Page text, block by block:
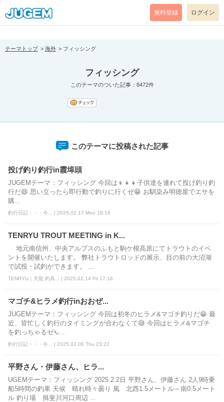
[pear_error: message="Success" code=0 mode=return level=notice
prefix="" info=""]
無料登録 ログイン
テーマトップ 海外 フィッシング
フィッシング
このテーマのついた記事：8472件
このテーマに投稿された記事
投げ釣り釣行in霞埠頭
JUGEMテーマ：フィッシング 今回は👦👧👧子供達を連れて投げ釣り釣
行だ😄 思い立ったら即行動で釣りに行くぜ😁 お馴染み明徳屋でエサを
購...
釣行日記・・・今... | 2025.02.17 Mon 18:16
TENRYU TROUT MEETING in K...
地元南信州、中央アルプスのふもと駒ケ根高原にてトラウトのイベ
ントを開催いたします。 弊社トラウトロッドの展示、目の前の大沼湖
で試投・試釣ができます。 ...
TENRYU｜天龍 釣具... | 2025.02.14 Fri 17:16
マゴチ&ヒラメ釣行inおおぜ...
JUGEMテーマ：フィッシング 今回は初冬のヒラメ&マゴチ釣りだ😁 最
近、皆忙しく釣行のタイミングが合わなくて😅 今回はヒラメ&マゴチ
を釣っちゃるゼԅ...
釣行日記・・・今... | 2025.02.06 Thu 23:22
平野さん・伊藤さん、ヒラ...
UGEMテーマ：フィッシング 2025.2.2日 平野さん、伊藤さん 2人9時乗
船5時間の釣果 天候 晴れ時々曇り 風 北西1.5メートル～南0.5メート
ル 釣り場 揖斐川河口周辺 ...